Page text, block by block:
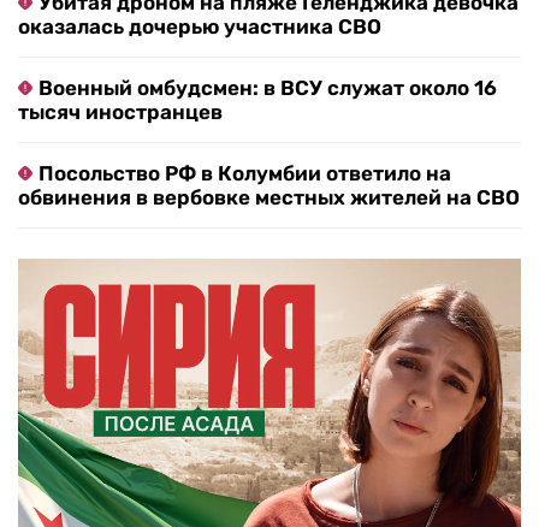
оказалась дочерью участника СВО
Военный омбудсмен: в ВСУ служат около 16
тысяч иностранцев
Посольство РФ в Колумбии ответило на
обвинения в вербовке местных жителей на СВО